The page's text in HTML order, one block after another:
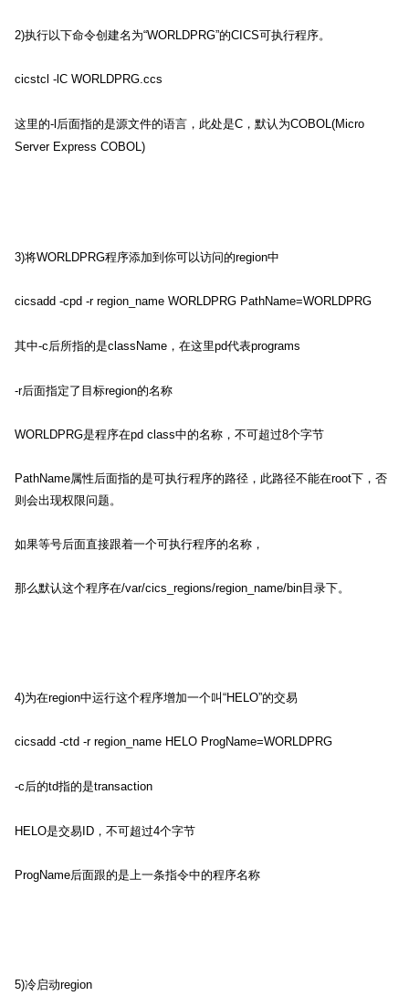
2)执行以下命令创建名为“WORLDPRG”的CICS可执行程序。
cicstcl -lC WORLDPRG.ccs
这里的-l 后面指的是源文件的语言，此处是C ，默认为COBOL(Micro
Server Express COBOL)
3)将WORLDPRG程序添加到你可以访问的region中
cicsadd -cpd -r region_name WORLDPRG PathName=WORLDPRG
其中-c后所指的是className ，在这里pd代表programs
-r后面指定了目标region的名称
WORLDPRG是程序在pd class中的名称，不可超过8个字节
PathName属性后面指的是可执行程序的路径，此路径不能在root下，否
则会出现权限问题。
如果等号后面直接跟着一个可执行程序的名称，
那么默认这个程序在/var/cics_regions/region_name/bin目录下。
4)为在region中运行这个程序增加一个叫 “HELO”的交易
cicsadd -ctd -r region_name HELO ProgName=WORLDPRG
-c后的td指的是transaction
HELO是交易 ID ，不可超过4个字节
ProgName后面跟的是上一条指令中的程序名称
5)冷启动region